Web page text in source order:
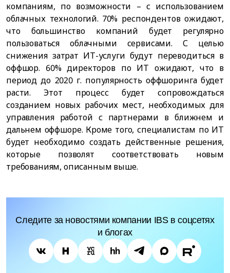
компаниям, по возможности – с использованием
облачных технологий. 70% респондентов ожидают,
что большинство компаний будет регулярно
пользоваться облачными сервисами. С целью
снижения затрат ИТ-услуги будут переводиться в
оффшор. 60% директоров по ИТ ожидают, что в
период до 2020 г. популярность оффшоринга будет
расти. Этот процесс будет сопровождаться
созданием новых рабочих мест, необходимых для
управления работой с партнерами в ближнем и
дальнем оффшоре. Кроме того, специалистам по ИТ
будет необходимо создать действенные решения,
которые позволят соответствовать новым
требованиям, описанным выше.
Следите за новостями компании IBS в соцсетях
и блогах